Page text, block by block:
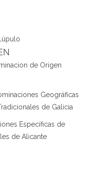
de Origen
Geográficas
de Galicia
Específicas de
de Alicante